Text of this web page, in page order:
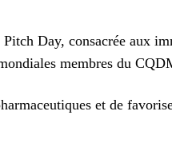
Day, consacrée aux
membres du
et de